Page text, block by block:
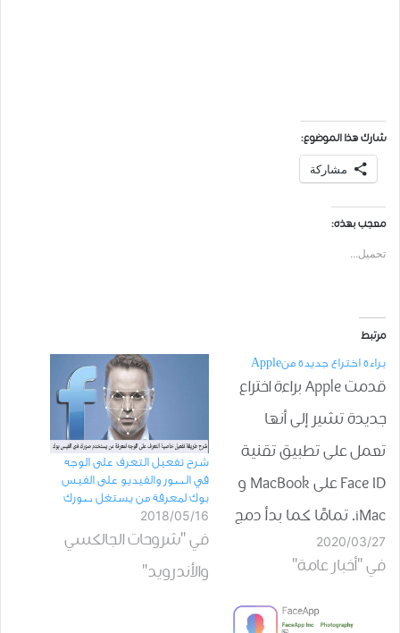
شارك هذا الموضوع:
مشاركة
معجب بهذه:
تحميل...
مرتبط
براءة اختراع جديدة منApple
قدمت Apple براءة اختراع
جديدة تشير إلى أنها
تعمل على تطبيق تقنية
Face ID على MacBook و
iMac. تمامًا كما بدأ دمج
أن تقنية التعرف على الوجه
2020/03/27
في "أخبار عامة"
شرح تفعيل التعرف على الوجه
في الصور والفيديو على الفيس
بوك لمعرفة من يستغل صورك
2018/05/16
في "شروحات الجالكسي
والأندرويد"